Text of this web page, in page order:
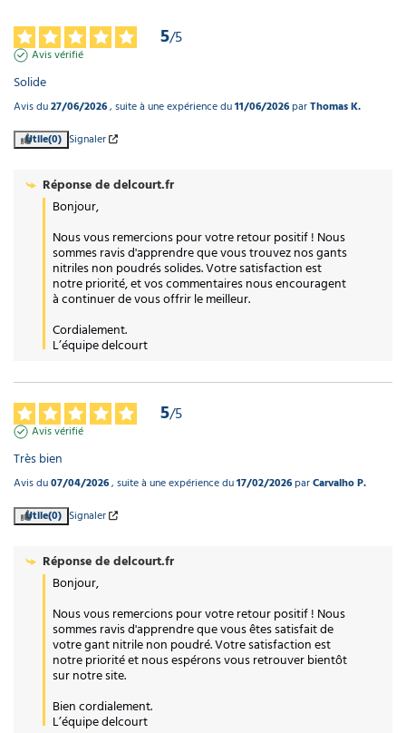
5/5
Avis vérifié
Solide
Avis du27/06/2026, suite à une expérience du11/06/2026parThomas K.
Utile(0) Signaler
Réponse dedelcourt.fr
Bonjour,
Nous vous remercions pour votre retour positif ! Nous
sommes ravis d'apprendre que vous trouvez nos gants
nitriles non poudrés solides. Votre satisfaction est
notre priorité, et vos commentaires nous encouragent
à continuer de vous offrir le meilleur.
Cordialement.
L’équipe delcourt
5/5
Avis vérifié
Très bien
Avis du07/04/2026, suite à une expérience du17/02/2026parCarvalho P.
Utile(0) Signaler
Réponse dedelcourt.fr
Bonjour,
Nous vous remercions pour votre retour positif ! Nous
sommes ravis d'apprendre que vous êtes satisfait de
votre gant nitrile non poudré. Votre satisfaction est
notre priorité et nous espérons vous retrouver bientôt
sur notre site.
Bien cordialement.
L’équipe delcourt